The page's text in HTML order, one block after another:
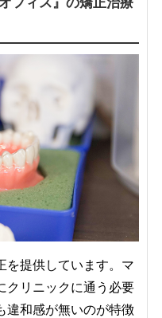
を提供しています。マ
クリニックに通う必要
違和感が無いのが特徴